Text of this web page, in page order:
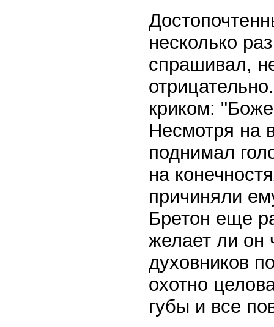
несколько
спрашивал,
криком:
Несмотря на
поднимал
на
причиняли
Бретон еще
желает ли он
духовников
охотно
губы и все